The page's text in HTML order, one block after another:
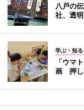
八戸の
社、透
学ぶ・知る
「ウマ
画 押し